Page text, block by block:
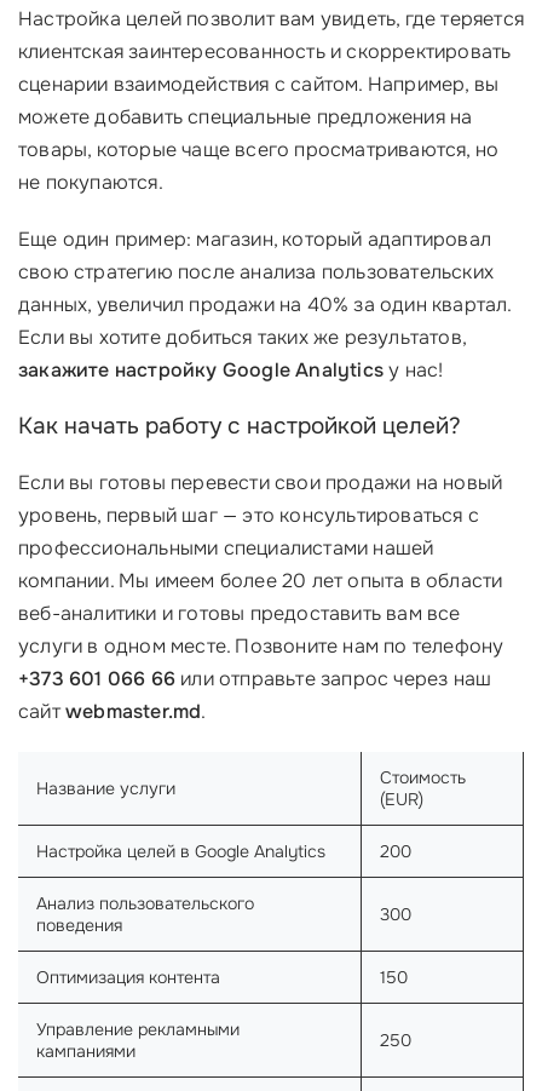
Настройка целей позволит вам увидеть, где теряется
клиентская заинтересованность и скорректировать
сценарии взаимодействия с сайтом. Например, вы
можете добавить специальные предложения на
товары, которые чаще всего просматриваются, но
не покупаются.
Еще один пример: магазин, который адаптировал
свою стратегию после анализа пользовательских
данных, увеличил продажи на 40% за один квартал.
Если вы хотите добиться таких же результатов,
закажите настройку Google Analyticsу нас!
Как начать работу с настройкой целей?
Если вы готовы перевести свои продажи на новый
уровень, первый шаг — это консультироваться с
профессиональными специалистами нашей
компании. Мы имеем более 20 лет опыта в области
веб-аналитики и готовы предоставить вам все
услуги в одном месте. Позвоните нам по телефону
+373 601 066 66 или отправьте запрос через наш
сайтwebmaster.md.
Название услуги
Стоимость
(EUR)
Настройка целей в Google Analytics 200
Анализ пользовательского
поведения
300
Оптимизация контента 150
Управление рекламными
кампаниями
250